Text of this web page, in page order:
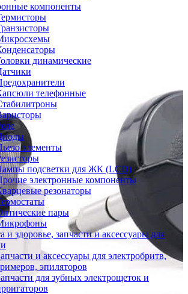
компоненты
динамические
телефонные
элементы
подсветки для ЖК (LCD)
электронные компоненты
резонаторы
пары
и здоровье, запчасти и аксессуары для
и аксессуары для электробритв,
эпиляторов
для зубных электрощеток и